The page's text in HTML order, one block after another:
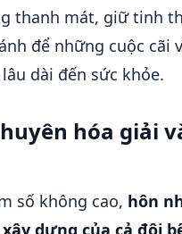
thanh mát, giữ tinh
để những cuộc cãi
dài đến sức khỏe.
hóa giải
số không cao, hôn
dựng của cả đôi